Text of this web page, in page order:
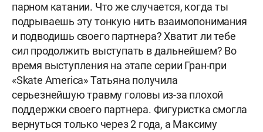
парном катании. Что же случается, когда ты
подрываешь эту тонкую нить взаимопонимания
и подводишь своего партнера? Хватит ли тебе
сил продолжить выступать в дальнейшем? Во
время выступления на этапе серии Гран-при
«Skate America» Татьяна получила
серьезнейшую травму головы из-за плохой
поддержки своего партнера. Фигуристка смогла
вернуться только через 2 года, а Максиму